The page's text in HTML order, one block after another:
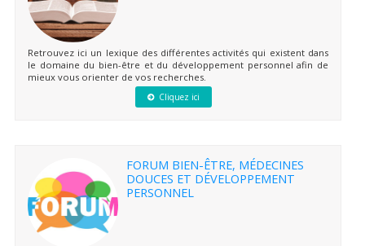
Retrouvez ici un lexique des différentes activités qui existent dans
le domaine du bien-être et du développement personnel afin de
mieux vous orienter de vos recherches.
Cliquez ici
FORUM BIEN-ÊTRE, MÉDECINES
DOUCES ET DÉVELOPPEMENT
PERSONNEL